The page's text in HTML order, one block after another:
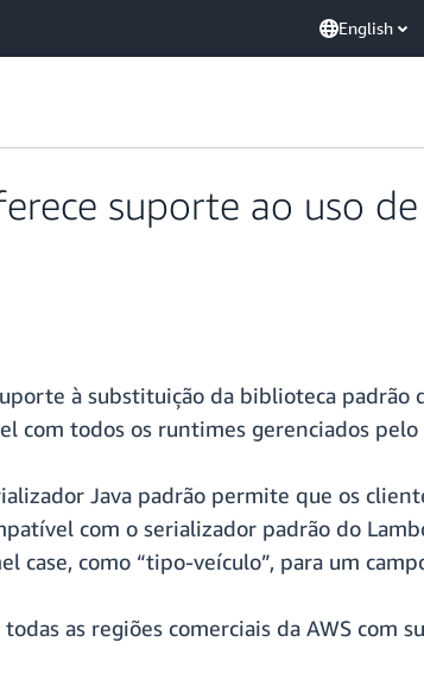
English
suporte ao uso
à substituição da biblioteca
com todos os runtimes gerenciados
Java padrão permite que os
com o serializador padrão do
case, como “tipo-veículo”, para um
as regiões comerciais da AWS com